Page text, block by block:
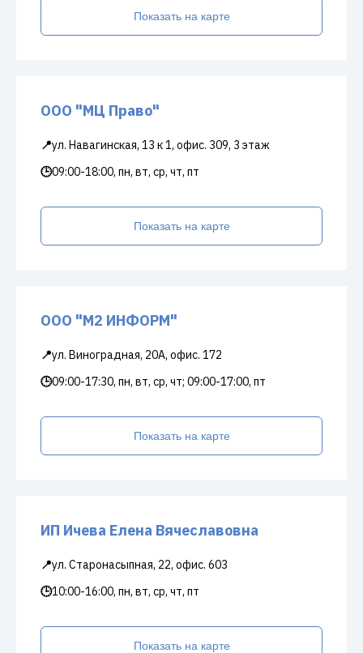
Показать на карте
ООО "МЦ Право"
📍ул. Навагинская, 13 к 1, офис. 309, 3 этаж
🕒09:00-18:00, пн, вт, ср, чт, пт
Показать на карте
ООО "М2 ИНФОРМ"
📍ул. Виноградная, 20А, офис. 172
🕒09:00-17:30, пн, вт, ср, чт; 09:00-17:00, пт
Показать на карте
ИП Ичева Елена Вячеславовна
📍ул. Старонасыпная, 22, офис. 603
🕒10:00-16:00, пн, вт, ср, чт, пт
Показать на карте